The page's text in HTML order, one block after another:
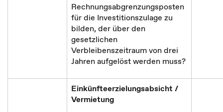
Rechnungsabgrenzungsposten
für die Investitionszulage zu
bilden, der über den
gesetzlichen
Verbleibenszeitraum von drei
Jahren aufgelöst werden muss?
Einkünfteerzielungsabsicht /
Vermietung